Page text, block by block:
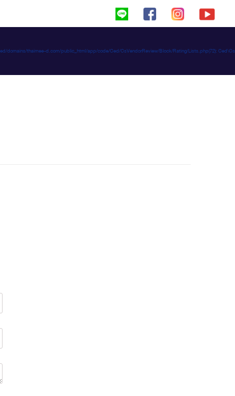
thaimee-d.com/public_html/app/code/Ced/CsVendorReview/Block/Rating/Lists.php(72):